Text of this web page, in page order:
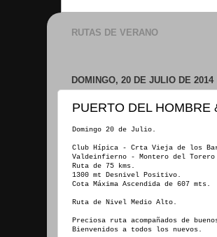
RUTAS DE VERANO
DOMINGO, 20 DE JULIO DE 2014
PUERTO DEL HOMBRE
Domingo 20 de Julio.
Club Hípica - Crta Vieja de los
Valdeinfierno - Montero del
Ruta de 75 kms.
1300 mt Desnivel Positivo.
Cota Máxima Ascendida de 607 mts.
Ruta de Nivel Medio Alto.
Preciosa ruta acompañados de
Bienvenidos a todos los nuevos.